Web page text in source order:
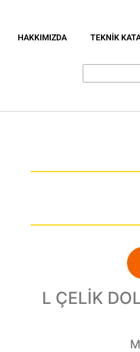
HAKKIMIZDA TEKNİK
L ÇELİK